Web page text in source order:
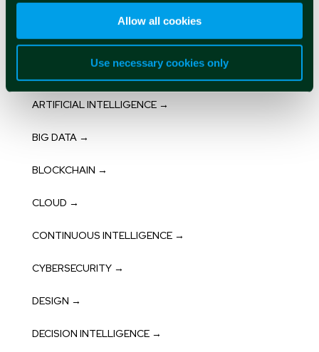
Allow all cookies
Use necessary cookies only
ACCESSIBILITÀ →
ARTIFICIAL INTELLIGENCE →
BIG DATA →
BLOCKCHAIN →
CLOUD →
CONTINUOUS INTELLIGENCE →
CYBERSECURITY →
DESIGN →
DECISION INTELLIGENCE →